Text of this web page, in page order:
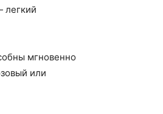
легкий
мгновенно
или